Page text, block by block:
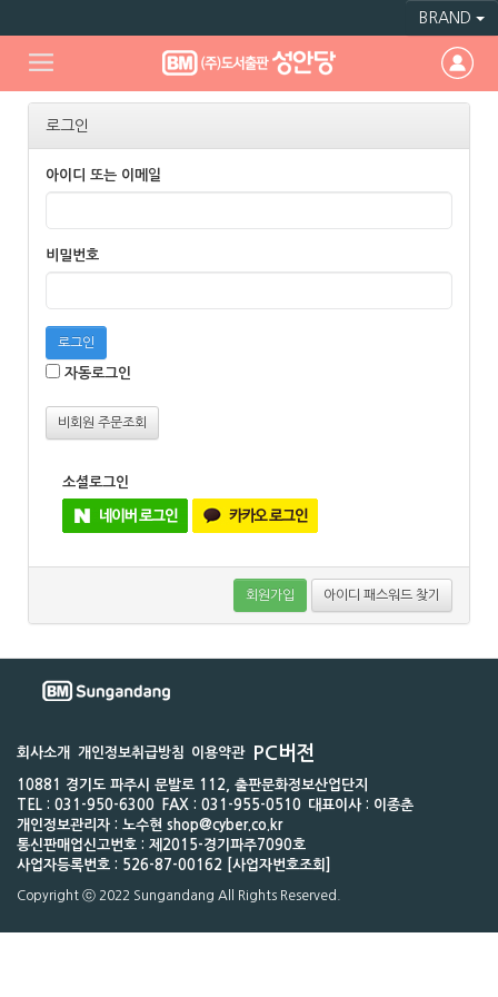
BRAND
로그인
아이디 또는 이메일
비밀번호
로그인
자동로그인
비회원 주문조회
소셜로그인
회원가입 아이디 패스워드 찾기
회사소개 개인정보취급방침 이용약관 PC버전
10881 경기도 파주시 문발로 112, 출판문화정보산업단지
TEL : 031-950-6300
FAX : 031-955-0510
대표이사 : 이종춘
개인정보관리자 : 노수현 shop@cyber.co.kr
통신판매업신고번호 : 제2015-경기파주7090호
사업자등록번호 : 526-87-00162 [사업자번호조회]
Copyright ⓒ 2022 Sungandang All Rights Reserved.